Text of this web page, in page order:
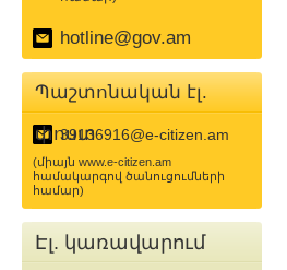
hotline@gov.am
Պաշտոնական էլ.
փոստ
39136916@e-citizen.am
(միայն www.e-citizen.am
համակարգով ծանուցումների
համար)
Էլ. կառավարում